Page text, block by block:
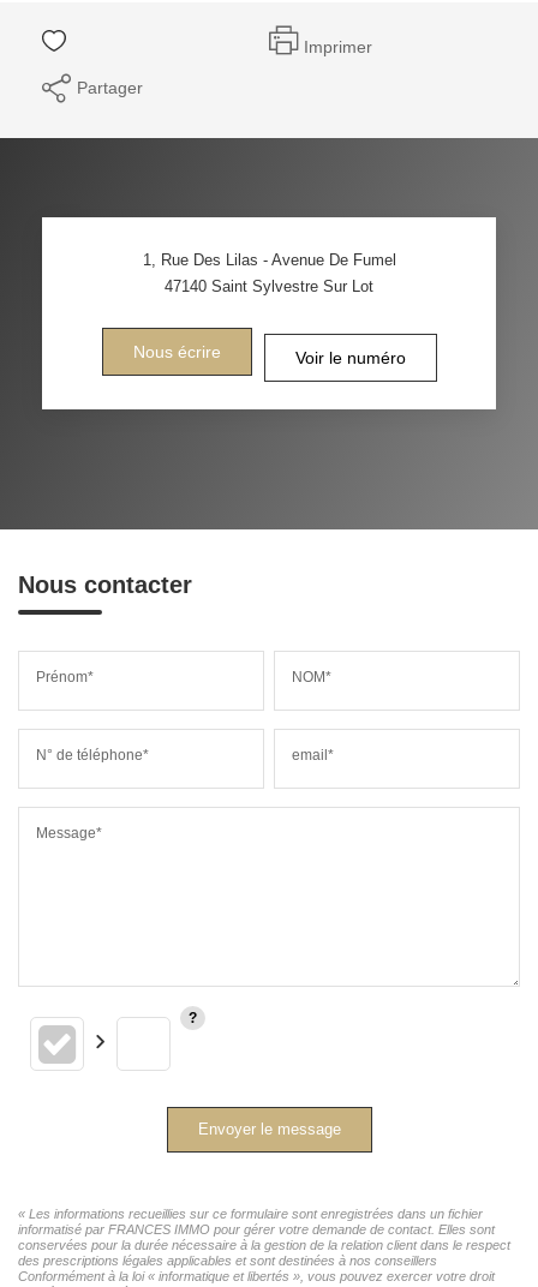
Imprimer
Partager
1, Rue Des Lilas - Avenue De Fumel
47140 Saint Sylvestre Sur Lot
Nous écrire Voir le numéro
Nous contacter
Prénom* NOM*
N° de téléphone* email*
Message*
Envoyer le message
« Les informations recueillies sur ce formulaire sont enregistrées dans un fichier
informatisé par FRANCES IMMO pour gérer votre demande de contact. Elles sont
conservées pour la durée nécessaire à la gestion de la relation client dans le respect
des prescriptions légales applicables et sont destinées à nos conseillers
Conformément à la loi « informatique et libertés », vous pouvez exercer votre droit